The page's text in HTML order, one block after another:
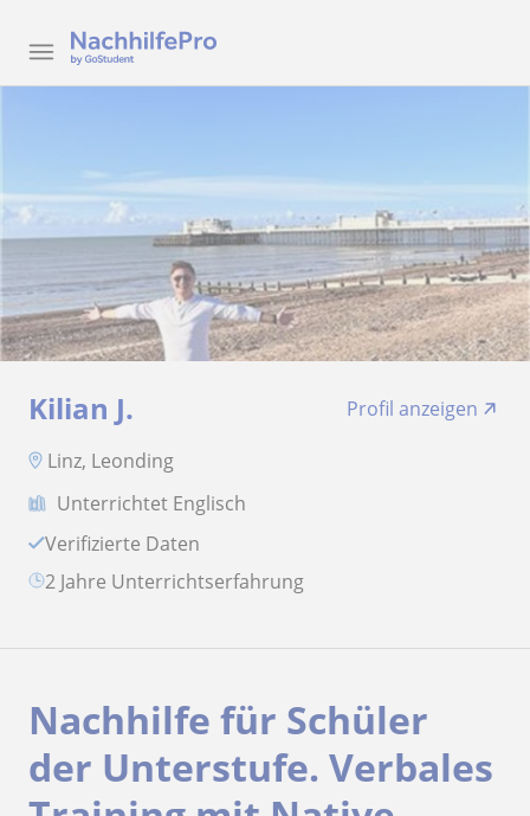
Kilian J.
Profil anzeigen
Linz, Leonding
Unterrichtet Englisch
Verifizierte Daten
2 Jahre Unterrichtserfahrung
Nachhilfe für Schüler
der Unterstufe. Verbales